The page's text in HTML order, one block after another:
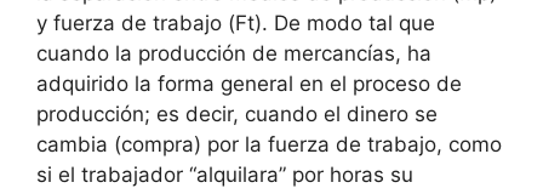
y fuerza de trabajo (Ft). De modo tal que
cuando la producción de mercancías, ha
adquirido la forma general en el proceso de
producción; es decir, cuando el dinero se
cambia (compra) por la fuerza de trabajo, como
si el trabajador “alquilara” por horas su